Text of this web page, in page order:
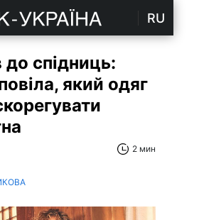
RU
до спідниць:
який одяг
2 мин